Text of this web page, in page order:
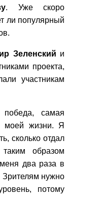
. Уже скоро
ли популярный
Зеленский и
проекта,
участникам
самая
моей жизни. Я
сколько отдал
образом
два раза в
Зрителям нужно
потому